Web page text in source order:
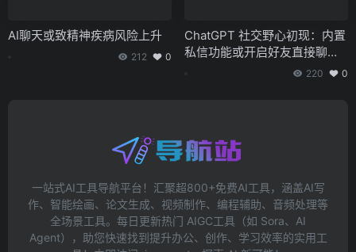
AI聊天或致精神疾病风险上升
212 0
ChatGPT 社交野心初现：内置
私信功能或开启好友直接聊天
220 0
一站式AI工具导航平台！汇聚超800+免费AI工具，涵盖AI写
作、智能绘画、论文生成、视频制作、编程辅助、音频处理等
全场景工具。每日更新热门 AIGC工具（如 Sora、AI
Agent），助您快速找到提升办公、创作、学习效率的实用工